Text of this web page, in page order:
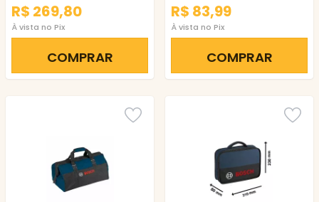
R$ 269,80
À vista no Pix
COMPRAR
R$ 83,99
À vista no Pix
COMPRAR